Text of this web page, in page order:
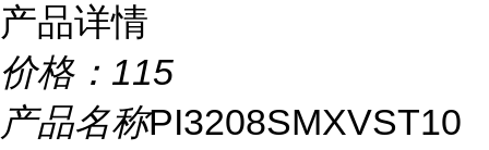
产品详情
价格： 115
产品名称PI3208SMXVST10